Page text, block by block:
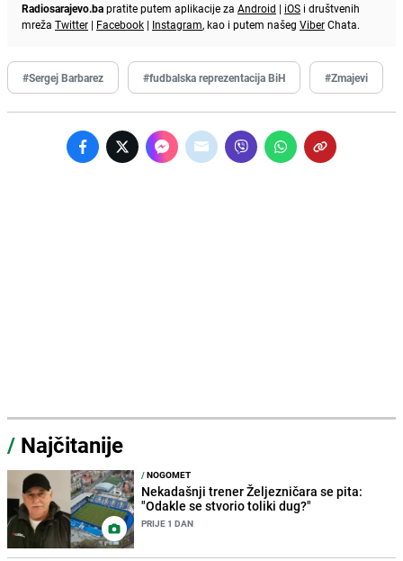
Radiosarajevo.bapratite putem aplikacije za Android | iOS i društvenih
mreža Twitter | Facebook | Instagram, kao i putem našeg ViberChata.
#Sergej Barbarez #fudbalska reprezentacija BiH #Zmajevi
/ Najčitanije
/NOGOMET
Nekadašnji trener Željezničara se pita:
"Odakle se stvorio toliki dug?"
PRIJE 1 DAN